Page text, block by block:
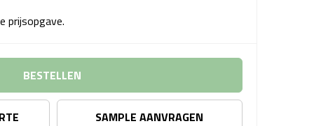
prijsopgave.
BESTELLEN
SAMPLE AANVRAGEN